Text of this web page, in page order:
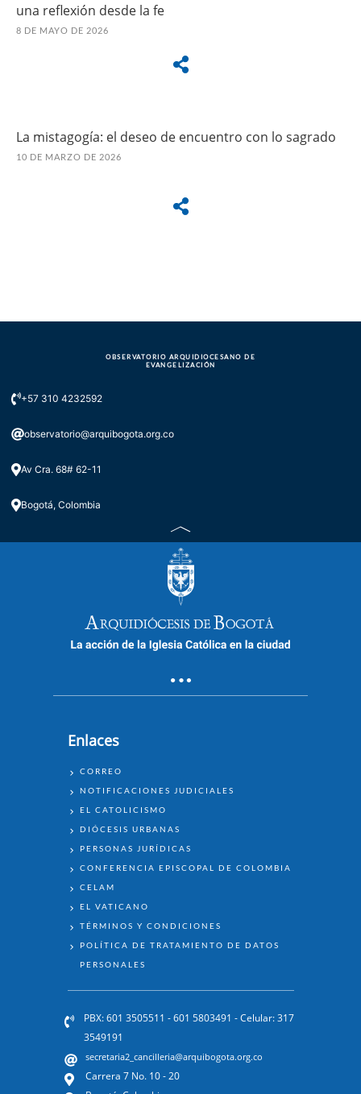
una reflexión desde la fe
8 DE MAYO DE 2026
La mistagogía: el deseo de encuentro con lo sagrado
10 DE MARZO DE 2026
OBSERVATORIO ARQUIDIOCESANO DE
EVANGELIZACIÓN
+57 310 4232592
observatorio@arquibogota.org.co
Av Cra. 68# 62-11
Bogotá, Colombia
Enlaces
ENLACES
CORREO
NOTIFICACIONES JUDICIALES
EL CATOLICISMO
DIÓCESIS URBANAS
PERSONAS JURÍDICAS
CONFERENCIA EPISCOPAL DE COLOMBIA
CELAM
EL VATICANO
TÉRMINOS Y CONDICIONES
POLÍTICA DE TRATAMIENTO DE DATOS
PERSONALES
PBX: 601 3505511 - 601 5803491 - Celular: 317
3549191
secretaria2_cancilleria@arquibogota.org.co
Carrera 7 No. 10 - 20